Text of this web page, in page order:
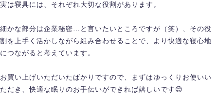
実は寝具には、それぞれ大切な役割があります。
細かな部分は企業秘密…と言いたいところですが（笑）、その役
割を上手く活かしながら組み合わせることで、より快適な寝心地
につながると考えています。
お買い上げいただいたばかりですので、まずはゆっくりお使いい
ただき、快適な眠りのお手伝いができれば嬉しいです😊